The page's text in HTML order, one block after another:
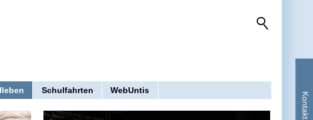
Schulfahrten WebUntis
Kontakt